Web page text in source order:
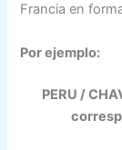
Francia en
Por ejemplo:
PERU /